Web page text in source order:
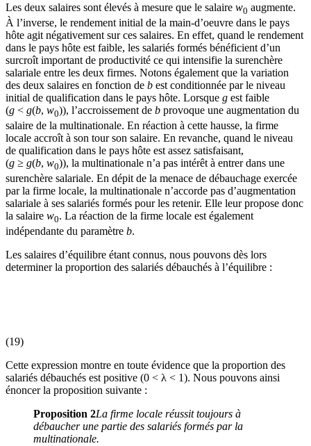
Les deux salaires sont élevés à mesure que le salaire w0 augmente.
À l’inverse, le rendement initial de la main-d’oeuvre dans le pays
hôte agit négativement sur ces salaires. En effet, quand le rendement
dans le pays hôte est faible, les salariés formés bénéficient d’un
surcroît important de productivité ce qui intensifie la surenchère
salariale entre les deux firmes. Notons également que la variation
des deux salaires en fonction de b est conditionnée par le niveau
initial de qualification dans le pays hôte. Lorsque g est faible
(g < g(b, w0)), l’accroissement de b provoque une augmentation du
salaire de la multinationale. En réaction à cette hausse, la firme
locale accroît à son tour son salaire. En revanche, quand le niveau
de qualification dans le pays hôte est assez satisfaisant,
(g ≥ g(b, w0)), la multinationale n’a pas intérêt à entrer dans une
surenchère salariale. En dépit de la menace de débauchage exercée
par la firme locale, la multinationale n’accorde pas d’augmentation
salariale à ses salariés formés pour les retenir. Elle leur propose donc
la salaire w0. La réaction de la firme locale est également
indépendante du paramètre b.
Les salaires d’équilibre étant connus, nous pouvons dès lors
determiner la proportion des salariés débauchés à l’équilibre :
(19)
Cette expression montre en toute évidence que la proportion des
salariés débauchés est positive (0 < λ < 1). Nous pouvons ainsi
énoncer la proposition suivante :
Proposition 2La firme locale réussit toujours à
débaucher une partie des salariés formés par la
multinationale.